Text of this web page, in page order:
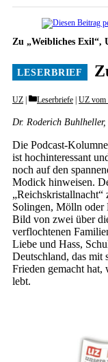
Zu „Weibliches Exil“,
UZ Categories
Leserbriefe UZ vom
Dr. Roderich Buhlheller,
Die Podcast-
ist hochinteressant
noch auf den
Modick hinweisen.
„Reichskristallnacht“
Solingen, Mölln oder
Bild von zwei über
verflochtenen
Liebe und Hass,
Deutschland, das mit
Frieden gemacht
lebt.